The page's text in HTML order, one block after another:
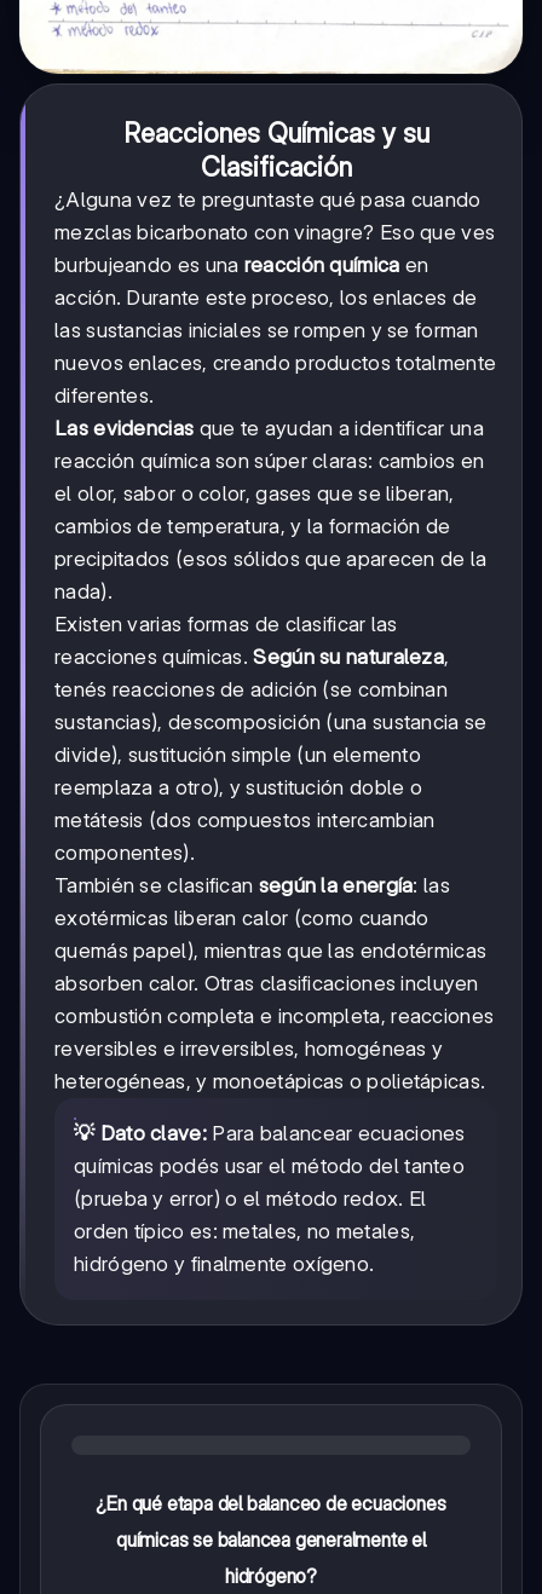
Reacciones Químicas y su
Clasificación
¿Alguna vez te preguntaste qué pasa cuando
mezclas bicarbonato con vinagre? Eso que ves
burbujeando es una reacción química en
acción. Durante este proceso, los enlaces de
las sustancias iniciales se rompen y se forman
nuevos enlaces, creando productos totalmente
diferentes.
Las evidencias que te ayudan a identificar una
reacción química son súper claras: cambios en
el olor, sabor o color, gases que se liberan,
cambios de temperatura, y la formación de
precipitados (esos sólidos que aparecen de la
nada).
Existen varias formas de clasificar las
reacciones químicas.Según su naturaleza,
tenés reacciones de adición (se combinan
sustancias), descomposición (una sustancia se
divide), sustitución simple (un elemento
reemplaza a otro), y sustitución doble o
metátesis (dos compuestos intercambian
componentes).
También se clasifican según la energía: las
exotérmicas liberan calor (como cuando
quemás papel), mientras que las endotérmicas
absorben calor. Otras clasificaciones incluyen
combustión completa e incompleta, reacciones
reversibles e irreversibles, homogéneas y
heterogéneas, y monoetápicas o polietápicas.
💡 Dato clave:Para balancear ecuaciones
químicas podés usar el método del tanteo
(prueba y error) o el método redox. El
orden típico es: metales, no metales,
hidrógeno y finalmente oxígeno.
¿En qué etapa del balanceo de ecuaciones
químicas se balancea generalmente el
hidrógeno?